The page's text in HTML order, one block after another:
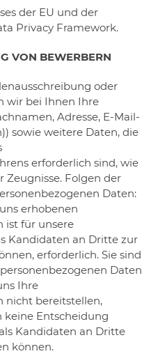
der EU und der
Privacy Framework.
VON BEWERBERN
oder
wir bei Ihnen Ihre
Adresse, E-Mail-
sowie weitere Daten, die
erforderlich sind, wie
Zeugnisse. Folgen der
Daten:
erhobenen
ist für unsere
Kandidaten an Dritte zur
erforderlich. Sie sind
Daten
Ihre
nicht bereitstellen,
keine Entscheidung
Kandidaten an Dritte
können.